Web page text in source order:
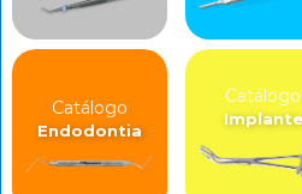
Catálogo
Endodontia
Catálogo
Implante